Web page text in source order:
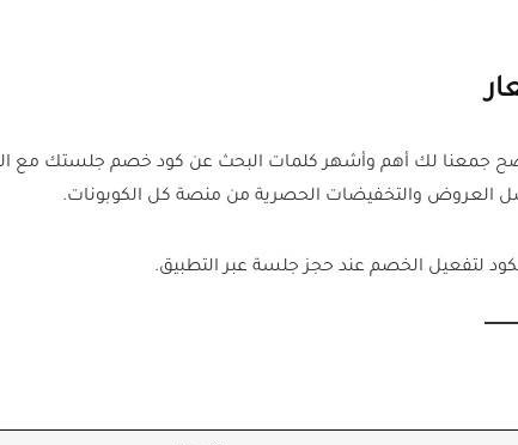
جمعنا لك أهم وأشهر كلمات البحث عن كود خصم جلستك مع